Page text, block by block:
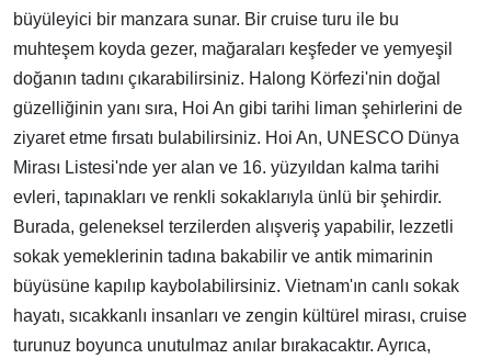
büyüleyici bir manzara sunar. Bir cruise turu ile bu
muhteşem koyda gezer, mağaraları keşfeder ve yemyeşil
doğanın tadını çıkarabilirsiniz. Halong Körfezi'nin doğal
güzelliğinin yanı sıra, Hoi An gibi tarihi liman şehirlerini de
ziyaret etme fırsatı bulabilirsiniz. Hoi An, UNESCO Dünya
Mirası Listesi'nde yer alan ve 16. yüzyıldan kalma tarihi
evleri, tapınakları ve renkli sokaklarıyla ünlü bir şehirdir.
Burada, geleneksel terzilerden alışveriş yapabilir, lezzetli
sokak yemeklerinin tadına bakabilir ve antik mimarinin
büyüsüne kapılıp kaybolabilirsiniz. Vietnam'ın canlı sokak
hayatı, sıcakkanlı insanları ve zengin kültürel mirası, cruise
turunuz boyunca unutulmaz anılar bırakacaktır. Ayrıca,